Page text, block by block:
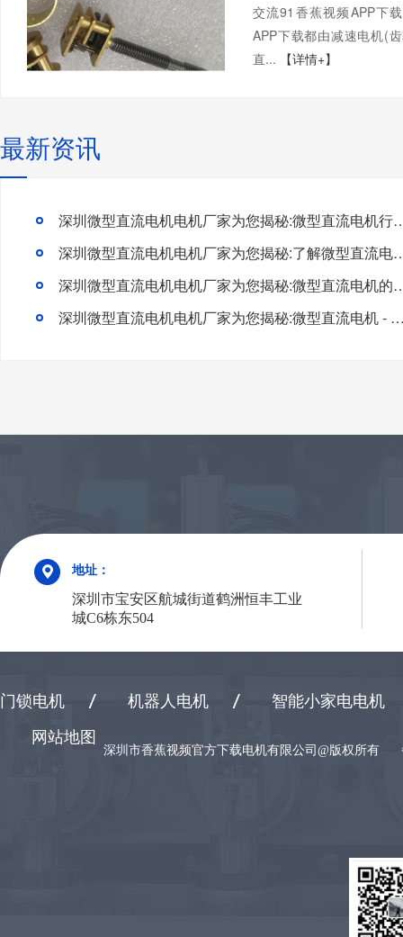
交流91香蕉视频APP下
APP下载都由减速电机(齿
直...
【详情+】
最新资讯
深圳微型直流电机电机厂家为您
深圳微型直流电机电机厂家为您揭
深圳微型直流电机电机厂家为
深圳微型直流电机电机厂家为您揭秘:微型直
地址：
深圳市宝安区航城街道鹤洲恒丰工业
城C6栋东504
门锁电机 机器人电机
智能小家电电机
网站地图
深圳市香蕉视频官方下载电机有限公司@版权所有